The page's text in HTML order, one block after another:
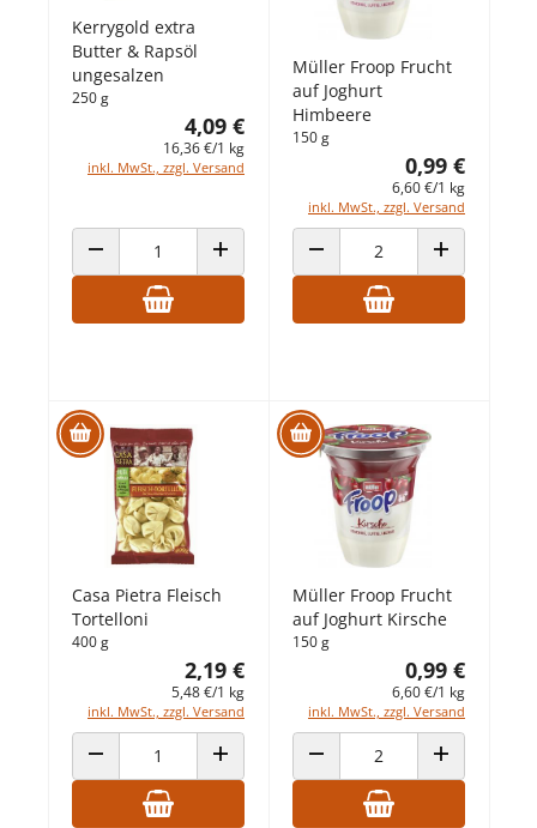
Kerrygold extra
Butter & Rapsöl
ungesalzen
250 g
4,09 €
16,36 €/1 kg
inkl. MwSt., zzgl. Versand
ANZAHL VERRINGERNANZAHL ERHÖHEN
Müller Froop Frucht
auf Joghurt
Himbeere
150 g
0,99 €
6,60 €/1 kg
inkl. MwSt., zzgl. Versand
ANZAHL VERRINGERNANZAHL
Casa Pietra Fleisch
Tortelloni
400 g
2,19 €
5,48 €/1 kg
inkl. MwSt., zzgl. Versand
ANZAHL VERRINGERNANZAHL ERHÖHEN
Müller Froop Frucht
auf Joghurt Kirsche
150 g
0,99 €
6,60 €/1 kg
inkl. MwSt., zzgl. Versand
ANZAHL VERRINGERNANZAHL